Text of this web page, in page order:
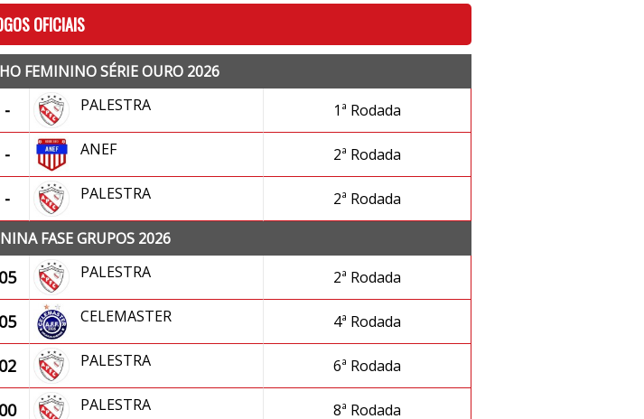
OFICIAIS
FEMININO SÉRIE OURO 2026
- PALESTRA 1ª Rodada
- ANEF 2ª Rodada
- PALESTRA
2ª Rodada
FASE GRUPOS 2026
05 PALESTRA 2ª Rodada
05 CELEMASTER 4ª Rodada
02 PALESTRA 6ª Rodada
00 PALESTRA 8ª Rodada